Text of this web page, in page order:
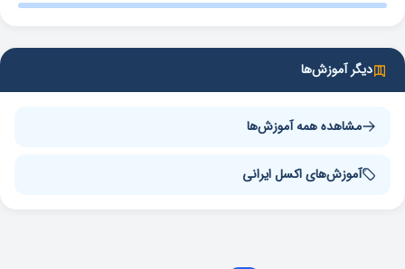
دیگر آموزش‌ها
مشاهده همه آموزش‌ها
آموزش‌های اکسل ایرانی